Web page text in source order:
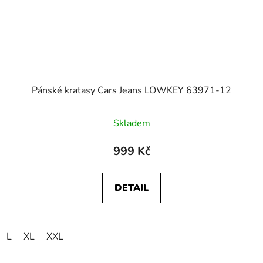
Pánské kraťasy Cars Jeans LOWKEY 63971-12
Skladem
999 Kč
DETAIL
L XL XXL